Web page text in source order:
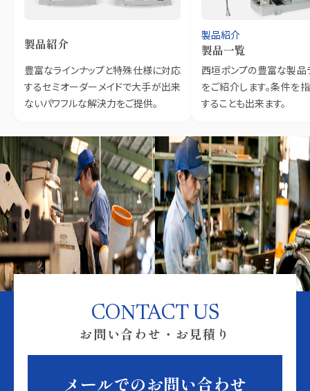
製品紹介
豊富なラインナップと特殊仕様に対応
するセミオーダーメイドで大手が出来
ないパワフルな解決力をご提供。
製品紹介
製品一覧
西垣ポンプの豊富な製品
をご紹介します。条件を
することも出来ます。
CONTACT US
お問い合わせ・お見積り
メールでのお問い合わせ